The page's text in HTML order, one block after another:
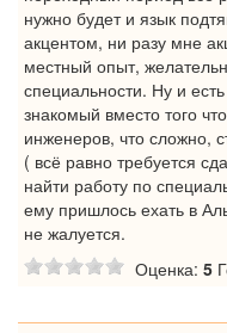
нужно будет и язык
акцентом, ни разу мне
местный опыт,
специальности. Ну и
знакомый вместо того
инженеров, что сложно,
( всё равно требуется
найти работу по
ему пришлось ехать в
не жалуется.
Оценка: 5